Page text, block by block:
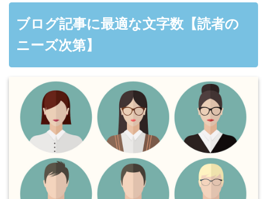
ブログ記事に最適な文字数【読者の
ニーズ次第】